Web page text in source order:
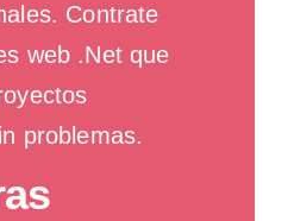
Contrate
web .Net que
problemas.